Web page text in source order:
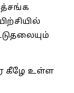
கீழே உள்ள